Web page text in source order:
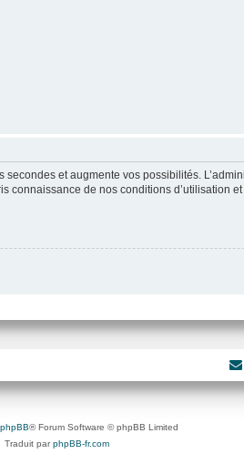
et augmente vos possibilités.
connaissance de nos conditions d’utilisation
phpBB® Forum Software © phpBB Limited
Traduit parphpBB-fr.com